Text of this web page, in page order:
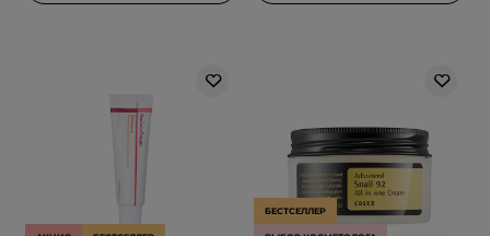
БЕСТСЕЛЛЕР